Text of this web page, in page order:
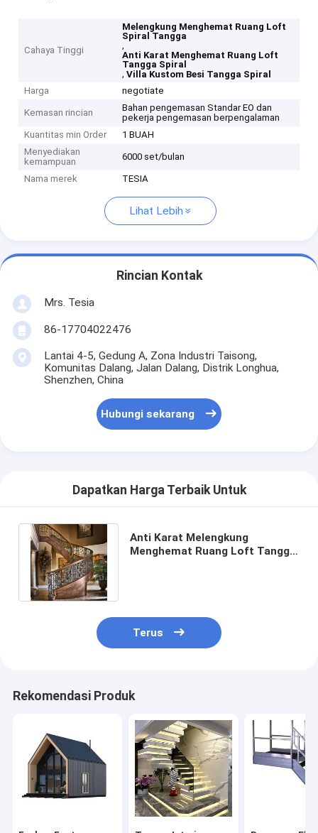
Cahaya Tinggi
Melengkung Menghemat Ruang Loft
Spiral Tangga
,
Anti Karat Menghemat Ruang Loft
Tangga Spiral
,Villa Kustom Besi Tangga Spiral
Harga
negotiate
Kemasan rincian
Bahan pengemasan Standar EO dan
pekerja pengemasan berpengalaman
Kuantitas min Order
1 BUAH
Menyediakan
kemampuan
6000 set/bulan
Nama merek TESIA
Lihat Lebih
Rincian Kontak
Mrs. Tesia
86-17704022476
Lantai 4-5, Gedung A, Zona Industri Taisong,
Komunitas Dalang, Jalan Dalang, Distrik Longhua,
Shenzhen, China
Hubungi sekarang
Dapatkan Harga Terbaik Untuk
Anti Karat Melengkung
Menghemat Ruang Loft Tangga
Terus
Rekomendasi Produk